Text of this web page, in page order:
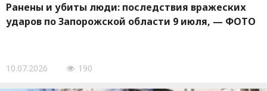
Ранены и убиты люди: последствия вражеских
ударов по Запорожской области 9 июля, — ФОТО
10.07.2026 190